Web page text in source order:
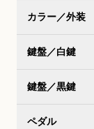
カラー／外装
鍵盤／白鍵
鍵盤／黒鍵
ペダル